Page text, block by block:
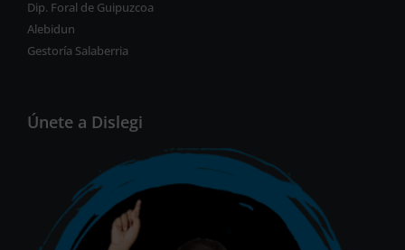
Dip. Foral de Guipuzcoa
Alebidun
Gestoría Salaberria
Únete a Dislegi